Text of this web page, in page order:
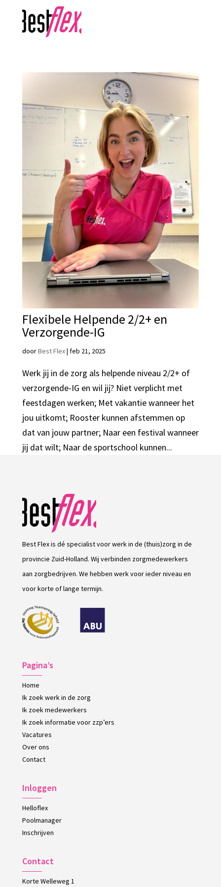
Flexibele Helpende 2/2+ en
Verzorgende-IG
doorBest Flex| feb 21, 2025
Werk jij in de zorg als helpende niveau 2/2+ of
verzorgende-IG en wil jij? Niet verplicht met
feestdagen werken; Met vakantie wanneer het
jou uitkomt; Rooster kunnen afstemmen op
dat van jouw partner; Naar een festival wanneer
jij dat wilt; Naar de sportschool kunnen...
Best Flex is dé specialist voor werk in de (thuis)zorg in de
provincie Zuid-Holland. Wij verbinden zorgmedewerkers
aan zorgbedrijven. We hebben werk voor ieder niveau en
voor korte of lange termijn.
Pagina’s
Home
Ik zoek werk in de zorg
Ik zoek medewerkers
Ik zoek informatie voor zzp’ers
Vacatures
Over ons
Contact
Inloggen
Helloflex
Poolmanager
Inschrijven
Contact
Korte Welleweg 1